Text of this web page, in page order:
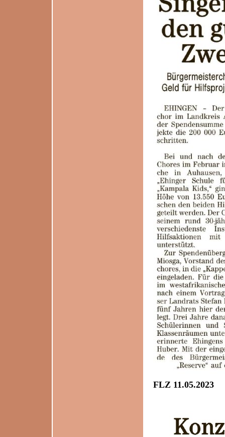
FLZ 11.05.2023